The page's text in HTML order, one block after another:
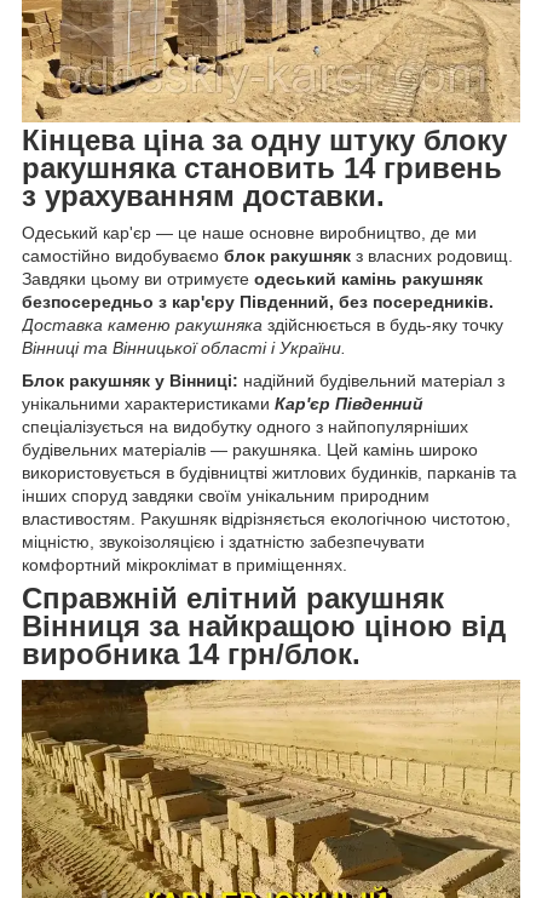
Кінцева ціна за одну штуку блоку
ракушняка становить 14 гривень
з урахуванням доставки.
Одеський кар'єр — це наше основне виробництво, де ми
самостійно видобуваємо блок ракушняк з власних родовищ.
Завдяки цьому ви отримуєте одеський камінь ракушняк
безпосередньо з кар'єру Південний, без посередників.
Доставка каменю ракушняка здійснюється в будь-яку точку
Вінниці та Вінницької області і України.
Блок ракушняк у Вінниці: надійний будівельний матеріал з
унікальними характеристиками Кар'єр Південний
спеціалізується на видобутку одного з найпопулярніших
будівельних матеріалів — ракушняка. Цей камінь широко
використовується в будівництві житлових будинків, парканів та
інших споруд завдяки своїм унікальним природним
властивостям. Ракушняк відрізняється екологічною чистотою,
міцністю, звукоізоляцією і здатністю забезпечувати
комфортний мікроклімат в приміщеннях.
Справжній елітний ракушняк
Вінниця за найкращою ціною від
виробника 14 грн/блок.